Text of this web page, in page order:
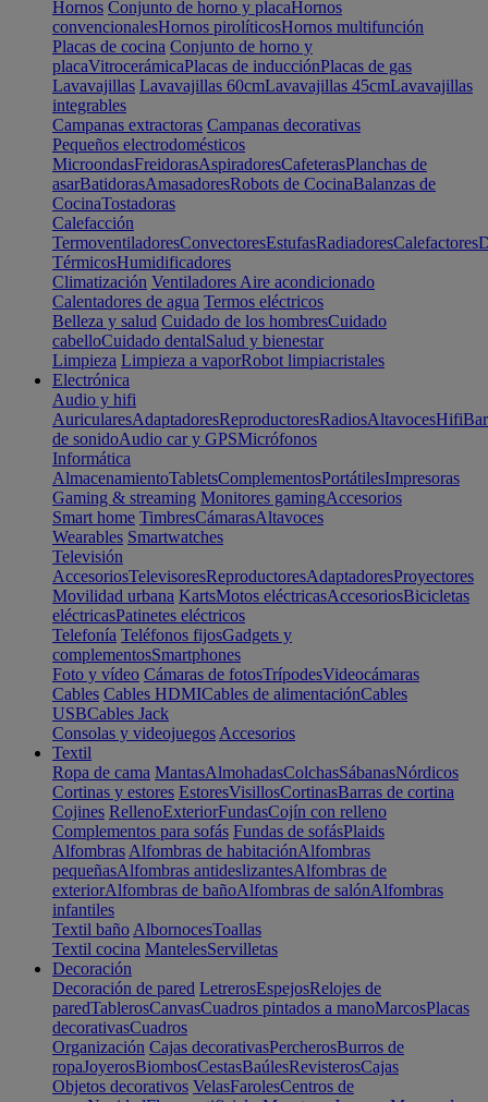
Hornos Conjunto de horno y placaHornos
convencionalesHornos pirolíticosHornos multifunción
Placas de cocina Conjunto de horno y
placaVitrocerámicaPlacas de inducciónPlacas de gas
Lavavajillas Lavavajillas 60cmLavavajillas 45cmLavavajillas
integrables
Campanas extractoras Campanas decorativas
Pequeños electrodomésticos
MicroondasFreidorasAspiradoresCafeterasPlanchas de
asarBatidorasAmasadoresRobots de CocinaBalanzas de
CocinaTostadoras
Calefacción
TermoventiladoresConvectoresEstufasRadiadoresCalefactores
TérmicosHumidificadores
Climatización Ventiladores Aire acondicionado
Calentadores de agua Termos eléctricos
Belleza y salud Cuidado de los hombresCuidado
cabelloCuidado dentalSalud y bienestar
Limpieza Limpieza a vaporRobot limpiacristales
Electrónica
Audio y hifi
AuricularesAdaptadoresReproductoresRadiosAltavocesHifi
de sonidoAudio car y GPSMicrófonos
Informática
AlmacenamientoTabletsComplementosPortátilesImpresoras
Gaming & streaming Monitores gamingAccesorios
Smart home TimbresCámarasAltavoces
Wearables Smartwatches
Televisión
AccesoriosTelevisoresReproductoresAdaptadoresProyectores
Movilidad urbana KartsMotos eléctricasAccesoriosBicicletas
eléctricasPatinetes eléctricos
Telefonía Teléfonos fijosGadgets y
complementosSmartphones
Foto y vídeo Cámaras de fotosTrípodesVideocámaras
Cables Cables HDMICables de alimentaciónCables
USBCables Jack
Consolas y videojuegos Accesorios
Textil
Ropa de cama MantasAlmohadasColchasSábanasNórdicos
Cortinas y estores EstoresVisillosCortinasBarras de cortina
Cojines RellenoExteriorFundasCojín con relleno
Complementos para sofás Fundas de sofásPlaids
Alfombras Alfombras de habitaciónAlfombras
pequeñasAlfombras antideslizantesAlfombras de
exteriorAlfombras de bañoAlfombras de salónAlfombras
infantiles
Textil baño AlbornocesToallas
Textil cocina MantelesServilletas
Decoración
Decoración de pared LetrerosEspejosRelojes de
paredTablerosCanvasCuadros pintados a manoMarcosPlacas
decorativasCuadros
Organización Cajas decorativasPercherosBurros de
ropaJoyerosBiombosCestasBaúlesRevisterosCajas
Objetos decorativos VelasFarolesCentros de